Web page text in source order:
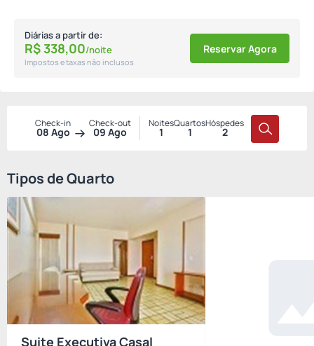
Diárias a partir de:
R$ 338,00/noite
Impostos e taxas não inclusos
Reservar Agora
Check-in
08 Ago
Check-out
09 Ago
Noites
1
Quartos
1
Hóspedes
2
Tipos de Quarto
Suite Executiva Casal